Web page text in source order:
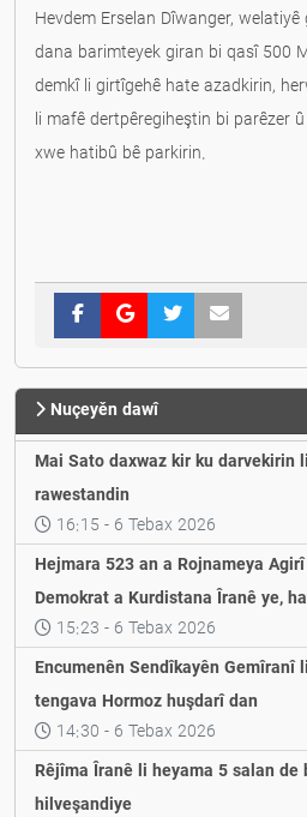
Hevdem Erselan Dîwanger,
dana barimteyek giran bi qasî 500
demkî li girtîgehê hate azadkirin,
li mafê dertpêregiheştin bi parêzer
xwe hatibû bê parkirin.
Nuçeyěn dawî
Mai Sato daxwaz kir ku darvekirin
rawestandin
16:15 - 6 Tebax 2026
Hejmara 523 an a Rojnameya
Demokrat a Kurdistana Îranê ye,
15:23 - 6 Tebax 2026
Encumenên Sendîkayên
tengava Hormoz huşdarî dan
14:30 - 6 Tebax 2026
Rêjîma Îranê li heyama 5 salan de
hilveşandiye